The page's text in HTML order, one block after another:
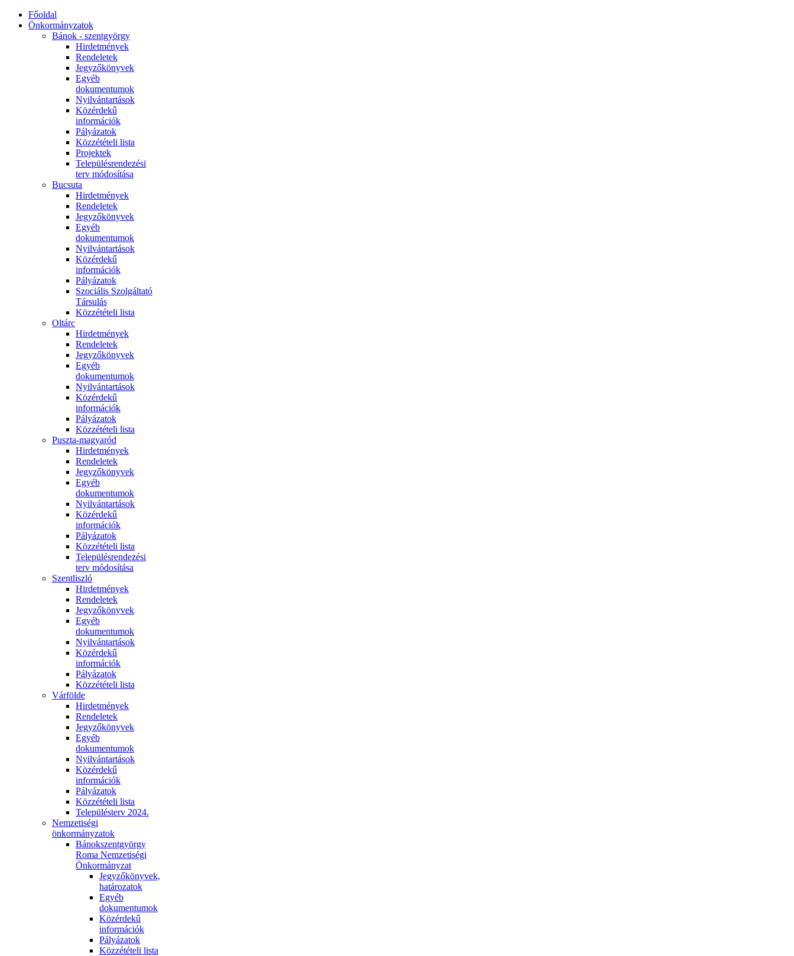
Főoldal
Önkormányzatok
Bánok - szentgyörgy
Hirdetmények
Rendeletek
Jegyzőkönyvek
Egyéb
dokumentumok
Nyilvántartások
Közérdekű
információk
Pályázatok
Közzétételi lista
Projektek
Településrendezési
terv módosítása
Bucsuta
Hirdetmények
Rendeletek
Jegyzőkönyvek
Egyéb
dokumentumok
Nyilvántartások
Közérdekű
információk
Pályázatok
Szociális Szolgáltató
Társulás
Közzétételi lista
Oltárc
Hirdetmények
Rendeletek
Jegyzőkönyvek
Egyéb
dokumentumok
Nyilvántartások
Közérdekű
információk
Pályázatok
Közzétételi lista
Puszta-magyaród
Hirdetmények
Rendeletek
Jegyzőkönyvek
Egyéb
dokumentumok
Nyilvántartások
Közérdekű
információk
Pályázatok
Közzétételi lista
Településrendezési
terv módosítása
Szentliszló
Hirdetmények
Rendeletek
Jegyzőkönyvek
Egyéb
dokumentumok
Nyilvántartások
Közérdekű
információk
Pályázatok
Közzétételi lista
Várfölde
Hirdetmények
Rendeletek
Jegyzőkönyvek
Egyéb
dokumentumok
Nyilvántartások
Közérdekű
információk
Pályázatok
Közzétételi lista
Településterv 2024.
Nemzetiségi
önkormányzatok
Bánokszentgyörgy
Roma Nemzetiségi
Önkormányzat
Jegyzőkönyvek,
határozatok
Egyéb
dokumentumok
Közérdekű
információk
Pályázatok
Közzétételi lista